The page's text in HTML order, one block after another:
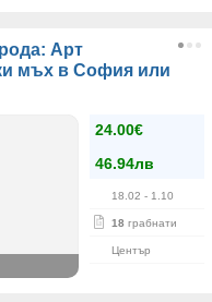
Арт
мъх в София или
24.00€
46.94лв
18.02 - 1.10
18 грабнати
Център